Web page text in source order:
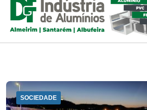
SOCIEDADE